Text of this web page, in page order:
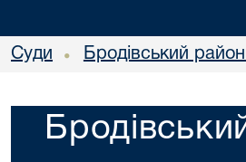
Суди • Бродівський